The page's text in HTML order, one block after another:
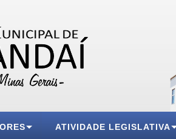
ATIVIDADE LEGISLATIVA